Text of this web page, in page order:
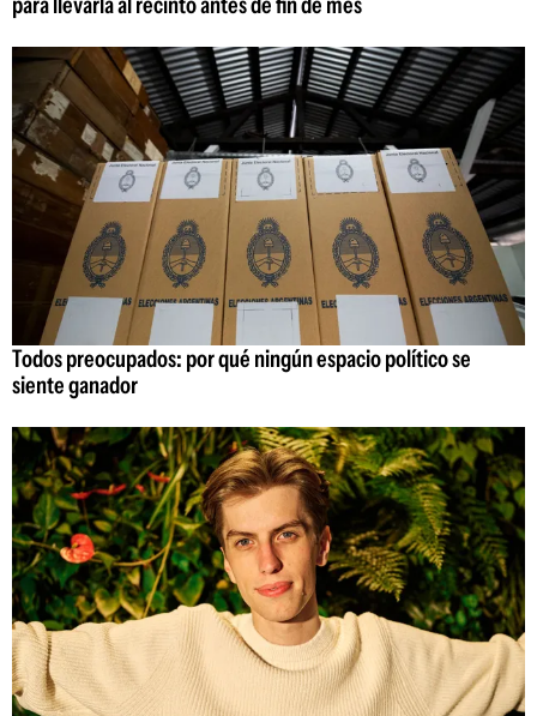
Todos preocupados: por qué ningún espacio político se
siente ganador